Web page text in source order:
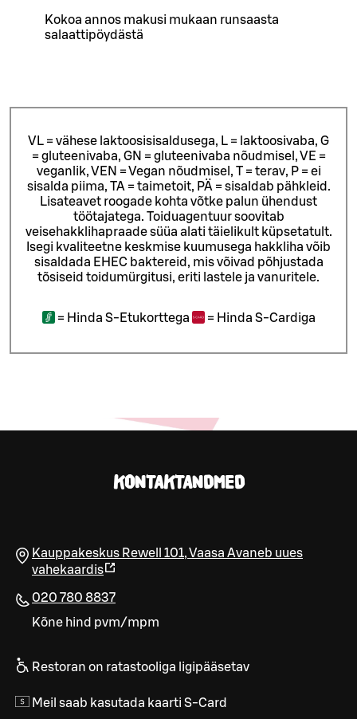
Kokoa annos makusi mukaan runsaasta
salaattipöydästä
VL = vähese laktoosisisaldusega, L = laktoosivaba, G
= gluteenivaba, GN = gluteenivaba nõudmisel, VE =
veganlik, VEN = Vegan nõudmisel, T = terav, P = ei
sisalda piima, TA = taimetoit, PÄ = sisaldab pähkleid.
Lisateavet roogade kohta võtke palun ühendust
töötajatega. Toiduagentuur soovitab
veisehakklihapraade süüa alati täielikult küpsetatult.
Isegi kvaliteetne keskmise kuumusega hakkliha võib
sisaldada EHEC baktereid, mis võivad põhjustada
tõsiseid toidumürgitusi, eriti lastele ja vanuritele.
= Hinda S-Etukorttega = Hinda S-Cardiga
KONTAKTANDMED
Kauppakeskus Rewell 101,Vaasa Avaneb uues
vahekaardis
020 780 8837
Kõne hind pvm/mpm
Restoran on ratastooliga ligipääsetav
Meil saab kasutada kaarti S-Card